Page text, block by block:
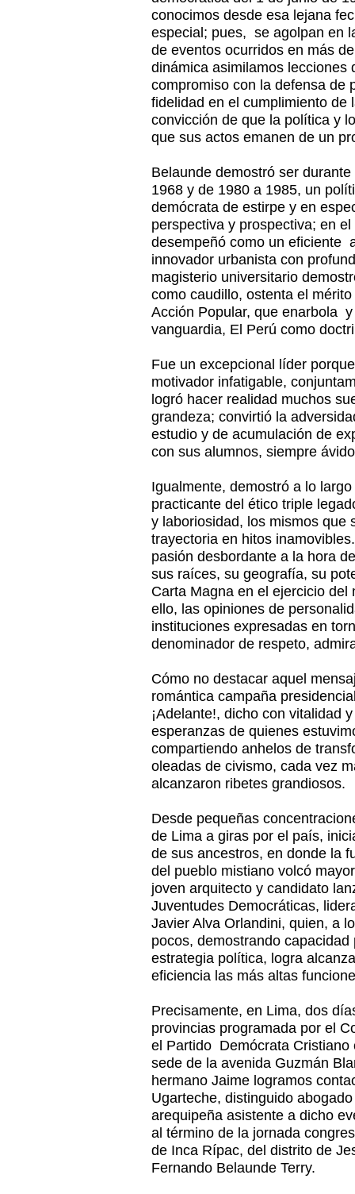
conocimos desde esa lejana
especial; pues, se agolpan en
de eventos ocurridos en más
dinámica asimilamos lecciones
compromiso con la defensa de
fidelidad en el cumplimiento de
convicción de que la política y
que sus actos emanen de un
Belaunde demostró ser
1968 y de 1980 a 1985, un
demócrata de estirpe y en
perspectiva y prospectiva; en
desempeñó como un eficiente
innovador urbanista con
magisterio universitario
como caudillo, ostenta el
Acción Popular, que enarbola
vanguardia, El Perú como
Fue un excepcional líder
motivador infatigable,
logró hacer realidad muchos
grandeza; convirtió la
estudio y de acumulación de
con sus alumnos, siempre
Igualmente, demostró a lo
practicante del ético triple
y laboriosidad, los mismos que
trayectoria en hitos
pasión desbordante a la hora
sus raíces, su geografía, su
Carta Magna en el ejercicio
ello, las opiniones de
instituciones expresadas en
denominador de respeto,
Cómo no destacar aquel
romántica campaña
¡Adelante!, dicho con vitalidad
esperanzas de quienes
compartiendo anhelos de
oleadas de civismo, cada vez
alcanzaron ribetes grandiosos.
Desde pequeñas
de Lima a giras por el país,
de sus ancestros, en donde la
del pueblo mistiano volcó
joven arquitecto y candidato
Juventudes Democráticas,
Javier Alva Orlandini, quien, a
pocos, demostrando
estrategia política, logra
eficiencia las más altas
Precisamente, en Lima, dos
provincias programada por el
el Partido Demócrata Cristiano
sede de la avenida Guzmán
hermano Jaime logramos
Ugarteche, distinguido
arequipeña asistente a dicho
al término de la jornada
de Inca Rípac, del distrito de
Fernando Belaunde Terry.